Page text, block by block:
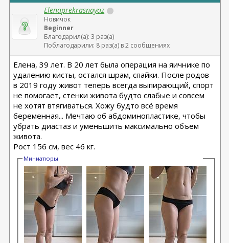
Elenaprekrasnayaz
Новичок
Beginner
Благодарил(а): 3 раз(а)
Поблагодарили: 8 раз(а) в 2 сообщениях
Елена, 39 лет. В 20 лет была операция на яичнике по
удалению кисты, остался шрам, спайки. После родов
в 2019 году живот теперь всегда выпирающий, спорт
не помогает, стенки живота будто слабые и совсем
не хотят втягиваться. Хожу будто всё время
беременная... Мечтаю об абдоминопластике, чтобы
убрать диастаз и уменьшить максимально объем
живота.
Рост 156 см, вес 46 кг.
Миниатюры